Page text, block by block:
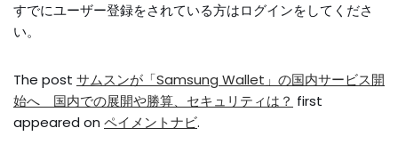
すでにユーザー登録をされている方はログインをしてくださ
い。
The post サムスンが「Samsung Wallet」の国内サービス開
始へ 国内での展開や勝算、セキュリティは？ first
appeared on ペイメントナビ.